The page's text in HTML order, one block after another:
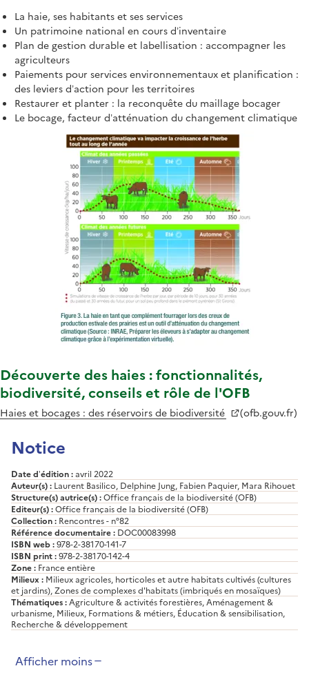
La haie, ses habitants et ses services
Un patrimoine national en cours d’inventaire
Plan de gestion durable et labellisation : accompagner les
agriculteurs
Paiements pour services environnementaux et planification :
des leviers d’action pour les territoires
Restaurer et planter : la reconquête du maillage bocager
Le bocage, facteur d’atténuation du changement climatique
Découverte des haies : fonctionnalités,
biodiversité, conseils et rôle de l'OFB
Haies et bocages : des réservoirs de biodiversité (ofb.gouv.fr)
Notice
Date d’édition :avril 2022
Auteur(s) : Laurent Basilico, Delphine Jung, Fabien Paquier, Mara Rihouet
Structure(s) autrice(s) :Office français de la biodiversité (OFB)
Editeur(s) :Office français de la biodiversité (OFB)
Collection : Rencontres - n°82
Référence documentaire : DOC00083998
ISBN web :978-2-38170-141-7
ISBN print :978-2-38170-142-4
Zone : France entière
Milieux : Milieux agricoles, horticoles et autre habitats cultivés (cultures
et jardins), Zones de complexes d'habitats (imbriqués en mosaïques)
Thématiques :Agriculture & activités forestières, Aménagement &
urbanisme, Milieux, Formations & métiers, Éducation & sensibilisation,
Recherche & développement
Afficher moins